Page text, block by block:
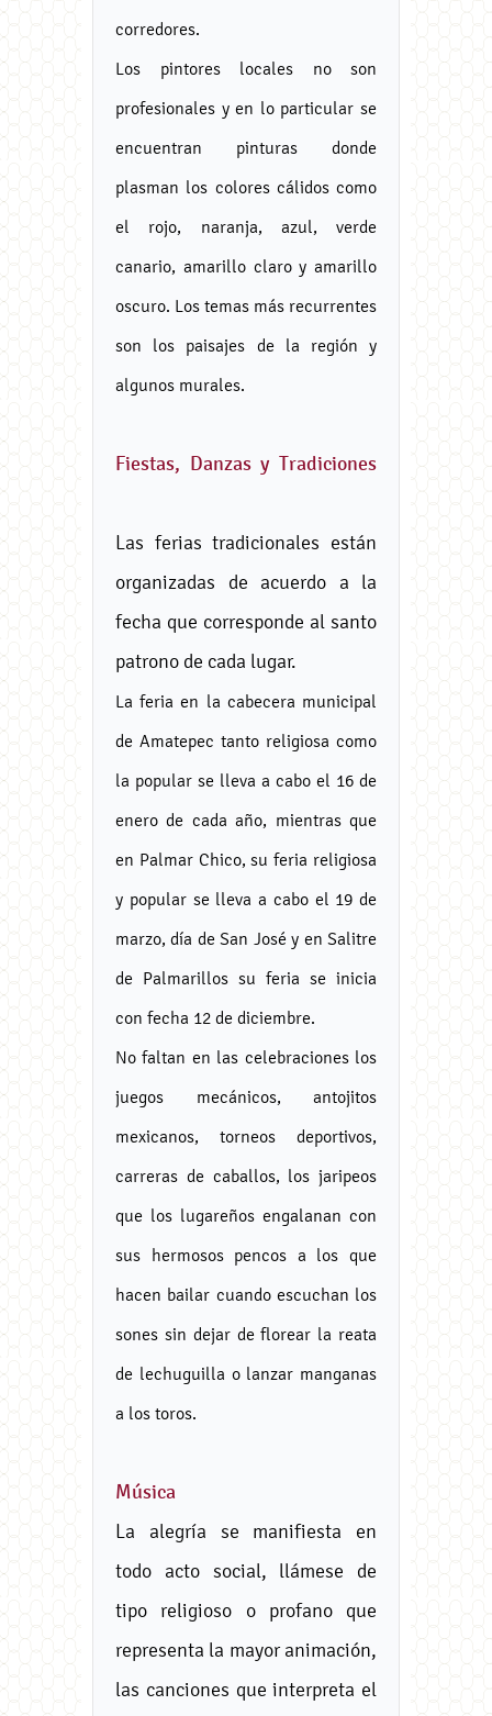
corredores.
Los pintores locales no son
profesionales y en lo particular se
encuentran pinturas donde
plasman los colores cálidos como
el rojo, naranja, azul, verde
canario, amarillo claro y amarillo
oscuro. Los temas más recurrentes
son los paisajes de la región y
algunos murales.
Fiestas, Danzas y Tradiciones
Las ferias tradicionales están
organizadas de acuerdo a la
fecha que corresponde al santo
patrono de cada lugar.
La feria en la cabecera municipal
de Amatepec tanto religiosa como
la popular se lleva a cabo el 16 de
enero de cada año, mientras que
en Palmar Chico, su feria religiosa
y popular se lleva a cabo el 19 de
marzo, día de San José y en Salitre
de Palmarillos su feria se inicia
con fecha 12 de diciembre.
No faltan en las celebraciones los
juegos mecánicos, antojitos
mexicanos, torneos deportivos,
carreras de caballos, los jaripeos
que los lugareños engalanan con
sus hermosos pencos a los que
hacen bailar cuando escuchan los
sones sin dejar de florear la reata
de lechuguilla o lanzar manganas
a los toros.
Música
La alegría se manifiesta en
todo acto social, llámese de
tipo religioso o profano que
representa la mayor animación,
las canciones que interpreta el